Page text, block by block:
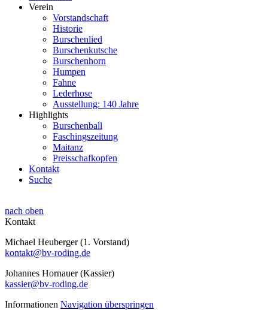
Verein
Vorstandschaft
Historie
Burschenlied
Burschenkutsche
Burschenhorn
Humpen
Fahne
Lederhose
Ausstellung: 140 Jahre
Highlights
Burschenball
Faschingszeitung
Maitanz
Preisschafkopfen
Kontakt
Suche
nach oben
Kontakt
Michael Heuberger (1. Vorstand)
kontakt@bv-roding.de
Johannes Hornauer (Kassier)
kassier@bv-roding.de
Informationen Navigation überspringen